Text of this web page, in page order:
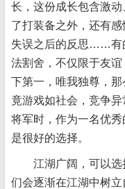
长，这份成长包含激
了打装备之外，还有
失误之后的反思……有
法割舍，不仅限于友
下第一，唯我独尊，
竟游戏如社会，竞争
将军时，作为一名优
是很好的选择。
江湖广阔，可以
们会逐渐在江湖中树